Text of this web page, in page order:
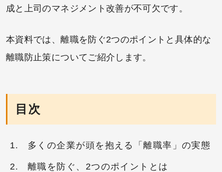
成と上司のマネジメント改善が不可欠です。
本資料では、離職を防ぐ2つのポイントと具体的な
離職防止策についてご紹介します。
目次
多くの企業が頭を抱える「離職率」の実態
離職を防ぐ、2つのポイントとは